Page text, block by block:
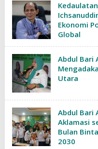
Ekonomi
Global
Abdul Bari
Utara
Abdul Bari
Aklamasi
Bulan
2030